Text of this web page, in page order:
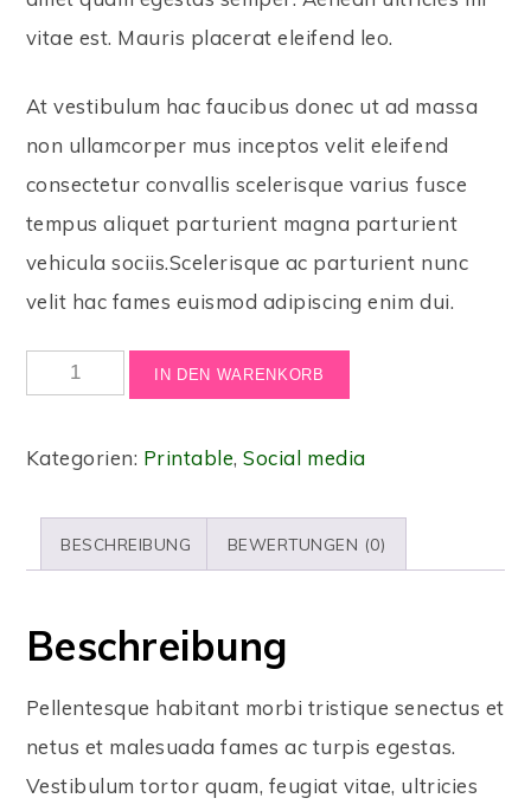
vitae est. Mauris placerat eleifend leo.
At vestibulum hac faucibus donec ut ad massa
non ullamcorper mus inceptos velit eleifend
consectetur convallis scelerisque varius fusce
tempus aliquet parturient magna parturient
vehicula sociis.Scelerisque ac parturient nunc
velit hac fames euismod adipiscing enim dui.
IN DEN WARENKORB
Kategorien: Printable,Social media
BESCHREIBUNG BEWERTUNGEN (0)
Beschreibung
Pellentesque habitant morbi tristique senectus et
netus et malesuada fames ac turpis egestas.
Vestibulum tortor quam, feugiat vitae, ultricies